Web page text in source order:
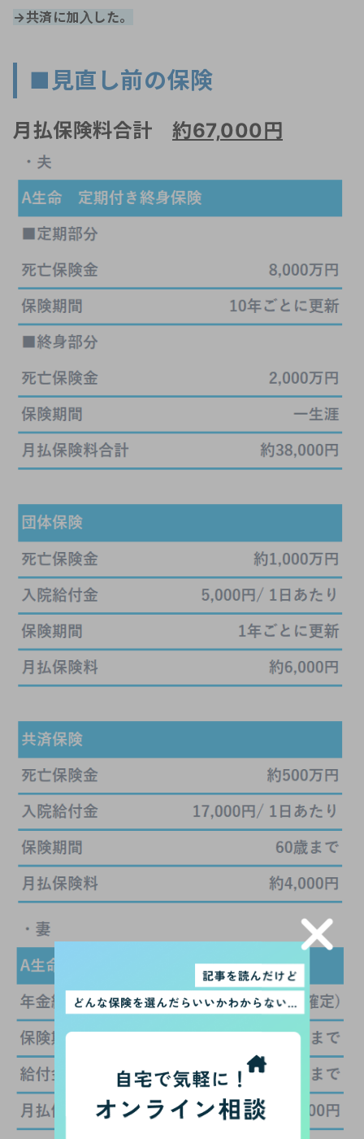
→共済に加入した。
■見直し前の保険
月払保険料合計 約67,000円